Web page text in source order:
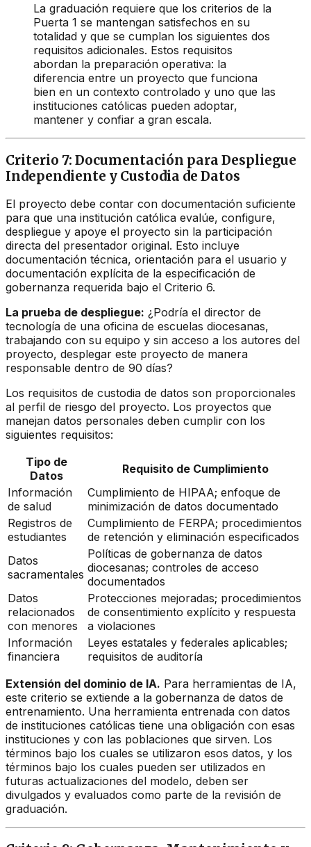
La graduación requiere que los criterios de la
Puerta 1 se mantengan satisfechos en su
totalidad y que se cumplan los siguientes dos
requisitos adicionales. Estos requisitos
abordan la preparación operativa: la
diferencia entre un proyecto que funciona
bien en un contexto controlado y uno que las
instituciones católicas pueden adoptar,
mantener y confiar a gran escala.
Criterio 7: Documentación para Despliegue
Independiente y Custodia de Datos
El proyecto debe contar con documentación suficiente
para que una institución católica evalúe, configure,
despliegue y apoye el proyecto sin la participación
directa del presentador original. Esto incluye
documentación técnica, orientación para el usuario y
documentación explícita de la especificación de
gobernanza requerida bajo el Criterio 6.
La prueba de despliegue: ¿Podría el director de
tecnología de una oficina de escuelas diocesanas,
trabajando con su equipo y sin acceso a los autores del
proyecto, desplegar este proyecto de manera
responsable dentro de 90 días?
Los requisitos de custodia de datos son proporcionales
al perfil de riesgo del proyecto. Los proyectos que
manejan datos personales deben cumplir con los
siguientes requisitos:
Tipo de
Datos
Requisito de Cumplimiento
Información
de salud
Cumplimiento de HIPAA; enfoque de
minimización de datos documentado
Registros de
estudiantes
Cumplimiento de FERPA; procedimientos
de retención y eliminación especificados
Datos
sacramentales
Políticas de gobernanza de datos
diocesanas; controles de acceso
documentados
Datos
relacionados
con menores
Protecciones mejoradas; procedimientos
de consentimiento explícito y respuesta
a violaciones
Información
financiera
Leyes estatales y federales aplicables;
requisitos de auditoría
Extensión del dominio de IA. Para herramientas de IA,
este criterio se extiende a la gobernanza de datos de
entrenamiento. Una herramienta entrenada con datos
de instituciones católicas tiene una obligación con esas
instituciones y con las poblaciones que sirven. Los
términos bajo los cuales se utilizaron esos datos, y los
términos bajo los cuales pueden ser utilizados en
futuras actualizaciones del modelo, deben ser
divulgados y evaluados como parte de la revisión de
graduación.